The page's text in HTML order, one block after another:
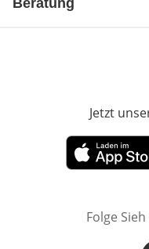
Beratung
Jetzt
Öffnet in
Folge